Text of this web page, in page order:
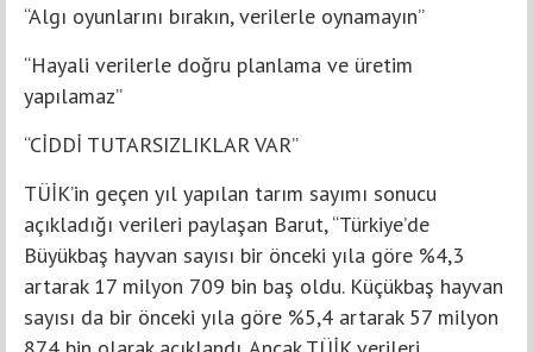
“Algı oyunlarını bırakın, verilerle oynamayın”
“Hayali verilerle doğru planlama ve üretim
yapılamaz”
“CİDDİ TUTARSIZLIKLAR VAR”
TÜİK’in geçen yıl yapılan tarım sayımı sonucu
açıkladığı verileri paylaşan Barut, “Türkiye’de
Büyükbaş hayvan sayısı bir önceki yıla göre %4,3
artarak 17 milyon 709 bin baş oldu. Küçükbaş hayvan
sayısı da bir önceki yıla göre %5,4 artarak 57 milyon